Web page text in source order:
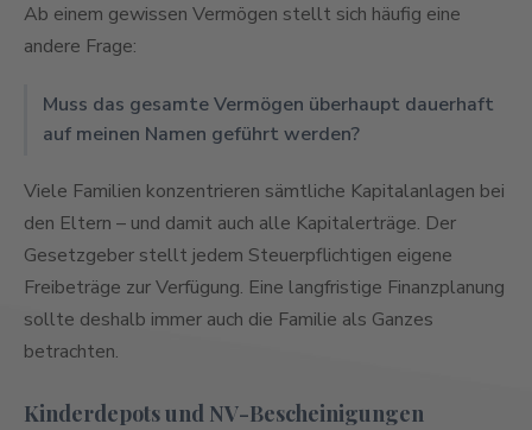
Ab einem gewissen Vermögen stellt sich häufig eine
andere Frage:
Muss das gesamte Vermögen überhaupt dauerhaft
auf meinen Namen geführt werden?
Viele Familien konzentrieren sämtliche Kapitalanlagen bei
den Eltern – und damit auch alle Kapitalerträge. Der
Gesetzgeber stellt jedem Steuerpflichtigen eigene
Freibeträge zur Verfügung. Eine langfristige Finanzplanung
sollte deshalb immer auch die Familie als Ganzes
betrachten.
Kinderdepots und NV-Bescheinigungen